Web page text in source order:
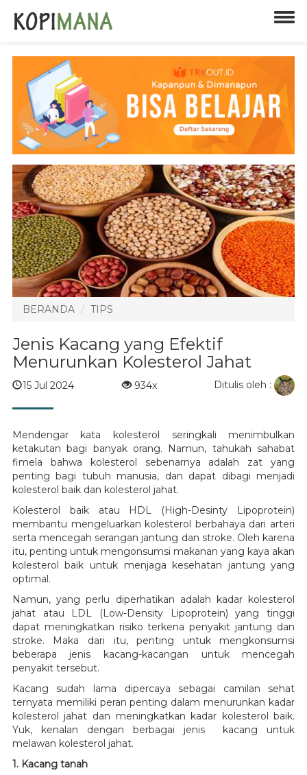
BERANDA TIPS
Jenis Kacang yang Efektif
Menurunkan Kolesterol Jahat
15 Jul 2024 934x Ditulis oleh :
Mendengar kata kolesterol seringkali menimbulkan
ketakutan bagi banyak orang. Namun, tahukah sahabat
fimela bahwa kolesterol sebenarnya adalah zat yang
penting bagi tubuh manusia, dan dapat dibagi menjadi
kolesterol baik dan kolesterol jahat.
Kolesterol baik atau HDL (High-Desinty Lipoprotein)
membantu mengeluarkan kolesterol berbahaya dari arteri
serta mencegah serangan jantung dan stroke. Oleh karena
itu, penting untuk mengonsumsi makanan yang kaya akan
kolesterol baik untuk menjaga kesehatan jantung yang
optimal.
Namun, yang perlu diperhatikan adalah kadar kolesterol
jahat atau LDL (Low-Density Lipoprotein) yang tinggi
dapat meningkatkan risiko terkena penyakit jantung dan
stroke. Maka dari itu, penting untuk mengkonsumsi
beberapa jenis kacang-kacangan untuk mencegah
penyakit tersebut.
Kacang sudah lama dipercaya sebagai camilan sehat
ternyata memiliki peran penting dalam menurunkan kadar
kolesterol jahat dan meningkatkan kadar kolesterol baik.
Yuk, kenalan dengan berbagai jenis kacang untuk
melawan kolesterol jahat.
1. Kacang tanah